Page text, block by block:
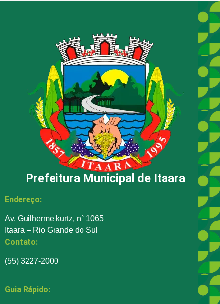
Prefeitura Municipal de Itaara
Endereço:
Av. Guilherme kurtz, n° 1065
Itaara – Rio Grande do Sul
Contato:
(55) 3227-2000
Guia Rápido: